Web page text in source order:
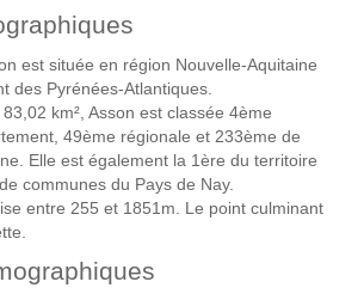
est située en région Nouvelle-Aquitaine
des Pyrénées-Atlantiques.
km², Asson est classée 4ème
49ème régionale et 233ème de
Elle est également la 1ère du territoire
communes du Pays de Nay.
entre 255 et 1851m. Le point culminant